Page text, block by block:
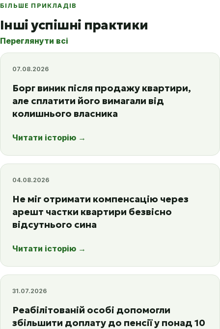
БІЛЬШЕ ПРИКЛАДІВ
Інші успішні практики
Переглянути всі
07.08.2026
Борг виник після продажу квартири,
але сплатити його вимагали від
колишнього власника
Читати історію →
04.08.2026
Не міг отримати компенсацію через
арешт частки квартири безвісно
відсутнього сина
Читати історію →
31.07.2026
Реабілітованій особі допомогли
збільшити доплату до пенсії у понад 10